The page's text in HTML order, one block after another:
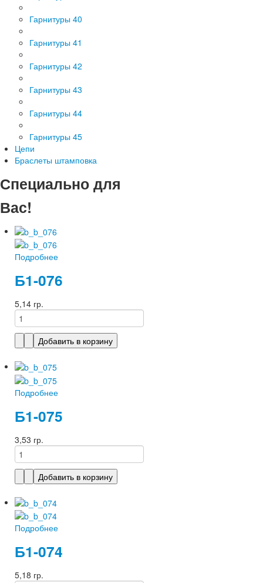
Гарнитуры 40
Гарнитуры 41
Гарнитуры 42
Гарнитуры 43
Гарнитуры 44
Гарнитуры 45
Цепи
Браслеты штамповка
Специально для
Вас!
Подробнее
Б1-076
5,14 гр.
Подробнее
Б1-075
3,53 гр.
Подробнее
Б1-074
5,18 гр.